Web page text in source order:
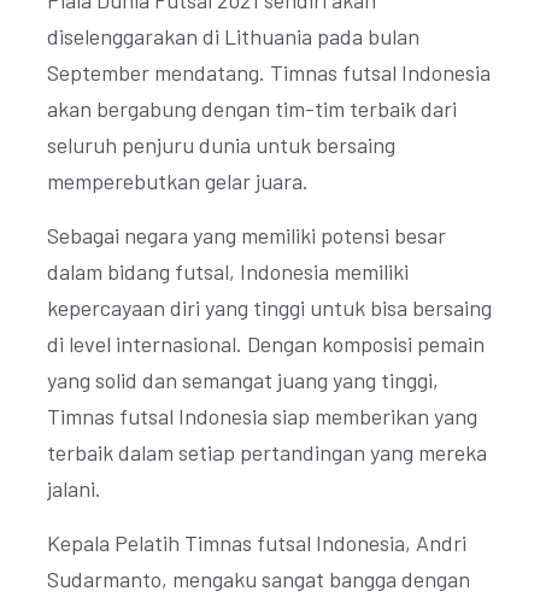
diselenggarakan di Lithuania pada bulan
September mendatang. Timnas futsal Indonesia
akan bergabung dengan tim-tim terbaik dari
seluruh penjuru dunia untuk bersaing
memperebutkan gelar juara.
Sebagai negara yang memiliki potensi besar
dalam bidang futsal, Indonesia memiliki
kepercayaan diri yang tinggi untuk bisa bersaing
di level internasional. Dengan komposisi pemain
yang solid dan semangat juang yang tinggi,
Timnas futsal Indonesia siap memberikan yang
terbaik dalam setiap pertandingan yang mereka
jalani.
Kepala Pelatih Timnas futsal Indonesia, Andri
Sudarmanto, mengaku sangat bangga dengan